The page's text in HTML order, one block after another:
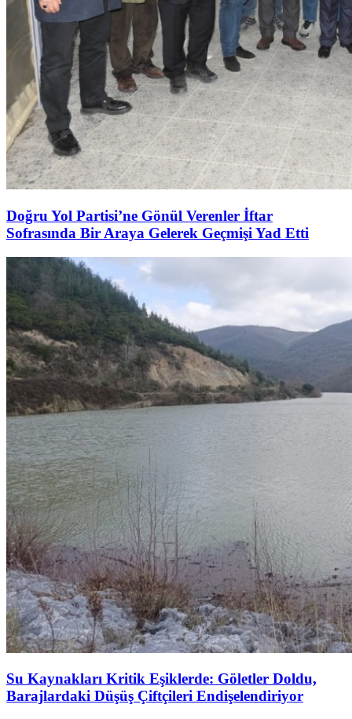
Doğru Yol Partisi’ne Gönül Verenler İftar
Sofrasında Bir Araya Gelerek Geçmişi Yad Etti
Su Kaynakları Kritik Eşiklerde: Göletler Doldu,
Barajlardaki Düşüş Çiftçileri Endişelendiriyor